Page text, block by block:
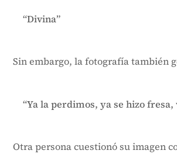
“Divina”
Sin embargo, la fotografía también
“Ya la perdimos, ya se hizo
Otra persona cuestionó su imagen